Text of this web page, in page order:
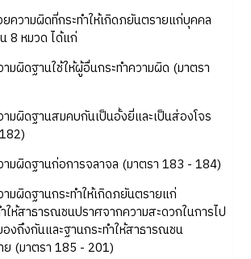
ความผิดที่กระทำให้เกิดภยันตรายแก่บุคคล
8 หมวด ได้แก่
านใช้ให้ผู้อื่นกระทำความผิด (มาตรา
านสมคบกันเป็นอั้งยี่และเป็นส่องโจร
านก่อการจลาจล (มาตรา 183 - 184)
านกระทำให้เกิดภยันตรายแก่
ห้สาธารณชนปราศจากความสะดวกในการไป
องถึงกันและฐานกระทำให้สาธารณชน
(มาตรา 185 - 201)